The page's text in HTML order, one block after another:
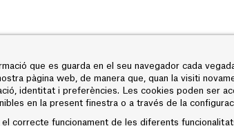
que es guarda en el seu navegador cada
pàgina web, de manera que, quan la visiti
identitat i preferències. Les cookies poden ser
en la present finestra o a través de la
correcte funcionament de les diferents